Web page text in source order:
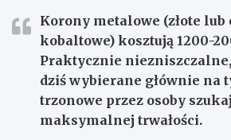
Korony metalowe (złote
kobaltowe) kosztują 1200-
Praktycznie
dziś wybierane głównie na
trzonowe przez osoby
maksymalnej trwałości.